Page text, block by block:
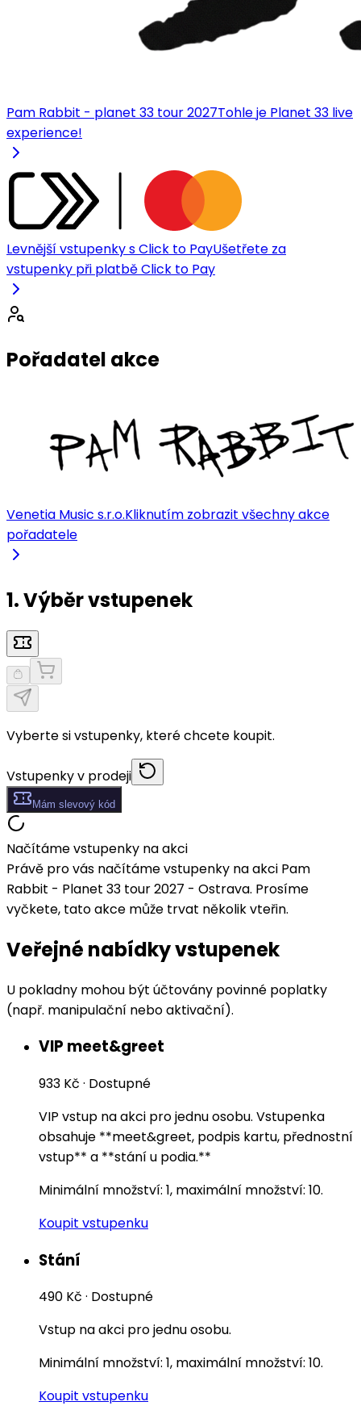
Pam Rabbit - planet 33 tour 2027Tohle je Planet 33 live
experience!
Levnější vstupenky s Click to PayUšetřete za
vstupenky při platbě Click to Pay
Pořadatel akce
Venetia Music s.r.o.Kliknutím zobrazit všechny akce
pořadatele
1. Výběr vstupenek
Vyberte si vstupenky, které chcete koupit.
Vstupenky v prodeji
Mám slevový kód
Načítáme vstupenky na akci
Právě pro vás načítáme vstupenky na akci Pam
Rabbit - Planet 33 tour 2027 - Ostrava. Prosíme
vyčkete, tato akce může trvat několik vteřin.
Veřejné nabídky vstupenek
U pokladny mohou být účtovány povinné poplatky
(např. manipulační nebo aktivační).
VIP meet&greet
933 Kč · Dostupné
VIP vstup na akci pro jednu osobu. Vstupenka
obsahuje **meet&greet, podpis kartu, přednostní
vstup** a **stání u podia.**
Minimální množství: 1, maximální množství: 10.
Koupit vstupenku
Stání
490 Kč · Dostupné
Vstup na akci pro jednu osobu.
Minimální množství: 1, maximální množství: 10.
Koupit vstupenku